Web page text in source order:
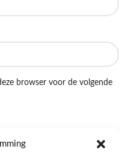
browser voor de volgende